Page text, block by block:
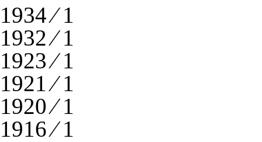
1934 ⁄ 1
1932 ⁄ 1
1923 ⁄ 1
1921 ⁄ 1
1920 ⁄ 1
1916 ⁄ 1